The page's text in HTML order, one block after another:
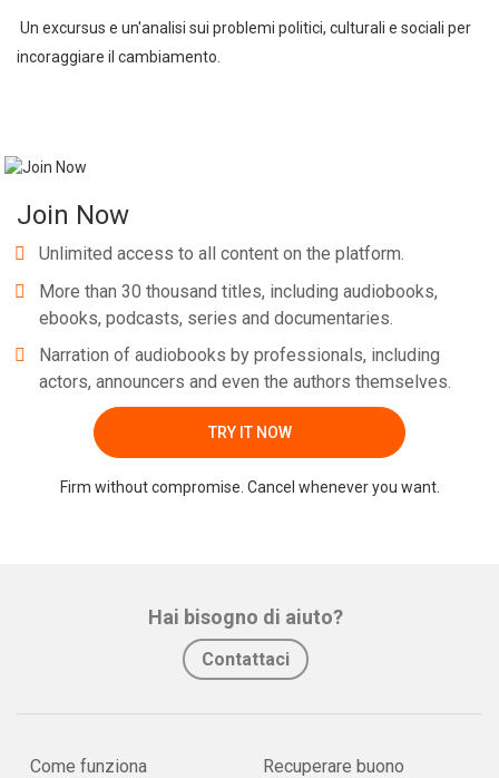
Un excursus e un'analisi sui problemi politici, culturali e sociali per
incoraggiare il cambiamento.
Join Now
Unlimited access to all content on the platform.
More than 30 thousand titles, including audiobooks,
ebooks, podcasts, series and documentaries.
Narration of audiobooks by professionals, including
actors, announcers and even the authors themselves.
TRY IT NOW
Firm without compromise. Cancel whenever you want.
Hai bisogno di aiuto?
Contattaci
Come funziona Recuperare buono
Whatsapp Facebook E-mail